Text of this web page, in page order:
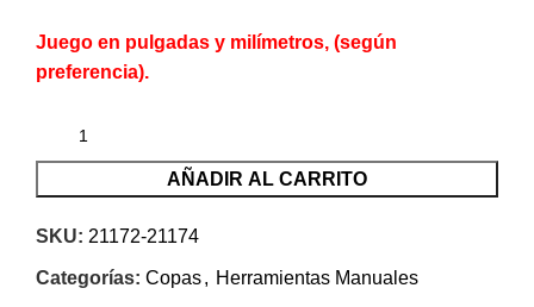
Juego en pulgadas y milímetros, (según
preferencia).
AÑADIR AL CARRITO
SKU: 21172-21174
Categorías: Copas, Herramientas Manuales